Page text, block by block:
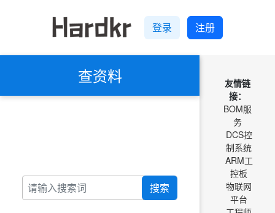
登录 注册
查资料
搜索
友情链
接：
BOM服
务
DCS控
制系统
ARM工
控板
物联网
平台